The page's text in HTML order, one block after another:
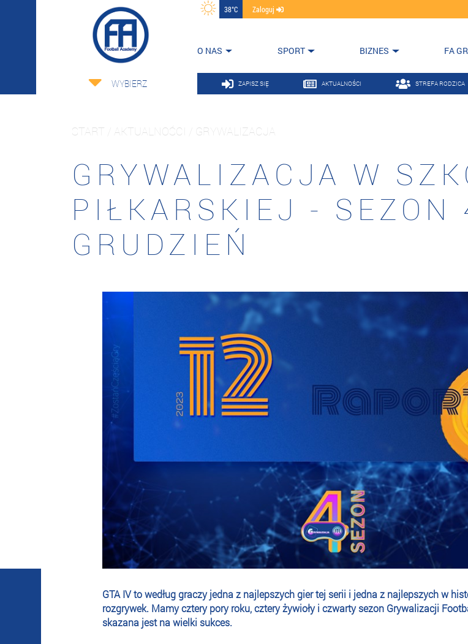
38°C Zaloguj
O NAS SPORT BIZNES FA
WYBIERZ ZAPISZ SIĘ AKTUALNOŚCI STREFA RODZICA
START / AKTUALNOŚCI / GRYWALIZACJA
GRYWALIZACJA W
PIŁKARSKIEJ - SEZON
GRUDZIEŃ
GTA IV to według graczy jedna z najlepszych gier tej serii i jedna z najlepszych w
rozgrywek. Mamy cztery pory roku, cztery żywioły i czwarty sezon Grywalizacji
skazana jest na wielki sukces.